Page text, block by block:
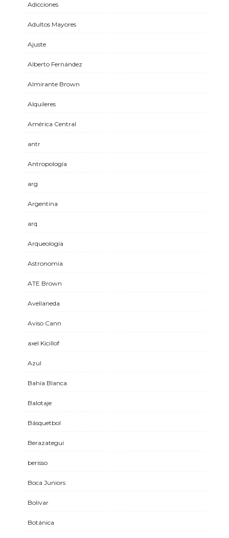
Adicciones
Adultos Mayores
Ajuste
Alberto Fernández
Almirante Brown
Alquileres
América Central
antr
Antropología
arg
Argentina
arq
Arqueología
Astronomía
ATE Brown
Avellaneda
Aviso Cann
axel Kicillof
Azul
Bahía Blanca
Balotaje
Básquetbol
Berazategui
berisso
Boca Juniors
Bolívar
Botánica